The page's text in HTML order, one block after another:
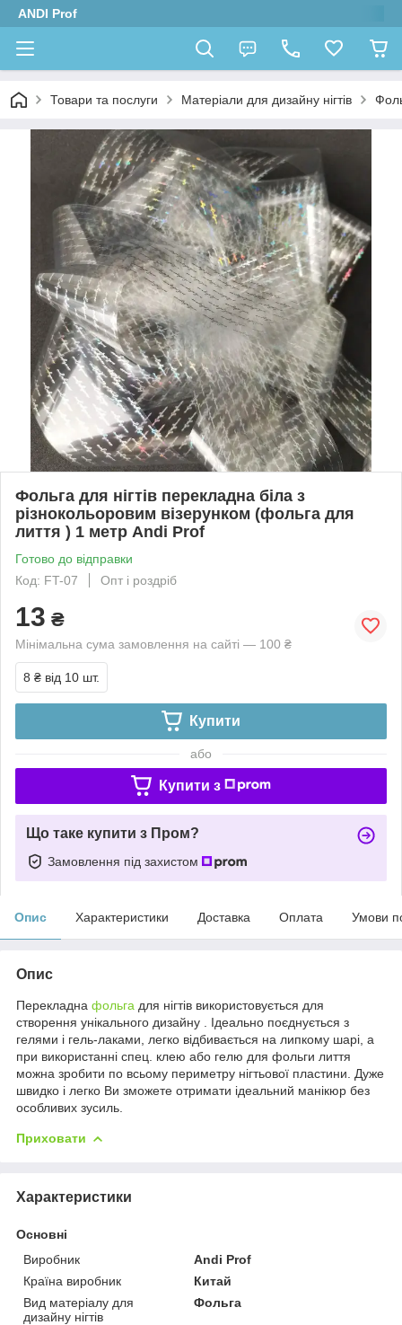
ANDI Prof
Товари та послуги Матеріали для дизайну нігтів
Фольга для нігтів перекладна біла з
різнокольоровим візерунком (фольга для
лиття ) 1 метр Andi Prof
Готово до відправки
Код: FT-07
Опт і роздріб
13 ₴
Мінімальна сума замовлення на сайті — 100 ₴
8 ₴ від 10 шт.
Купити
або
Купити з
Що таке купити з Пром?
Замовлення під захистом
Опис Характеристики Доставка Оплата Умови
Опис
Перекладна фольга для нігтів використовується для
створення унікального дизайну . Ідеально поєднується з
гелями і гель-лаками, легко відбивається на липкому шарі, а
при використанні спец. клею або гелю для фольги лиття
можна зробити по всьому периметру нігтьової пластини. Дуже
швидко і легко Ви зможете отримати ідеальний манікюр без
особливих зусиль.
Приховати
Характеристики
Основні
Виробник
Andi Prof
Країна виробник
Китай
Вид матеріалу для
дизайну нігтів
Фольга